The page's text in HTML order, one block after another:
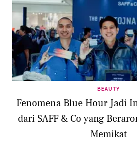
BEAUTY
Fenomena Blue Hour Jadi
dari SAFF & Co yang
Memikat